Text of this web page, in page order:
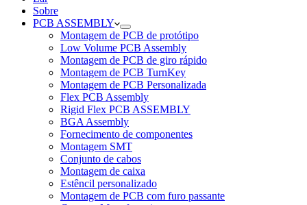
Sobre
PCB ASSEMBLY
Montagem de PCB de protótipo
Low Volume PCB Assembly
Montagem de PCB de giro rápido
Montagem de PCB TurnKey
Montagem de PCB Personalizada
Flex PCB Assembly
Rigid Flex PCB ASSEMBLY
BGA Assembly
Fornecimento de componentes
Montagem SMT
Conjunto de cabos
Montagem de caixa
Estêncil personalizado
Montagem de PCB com furo passante